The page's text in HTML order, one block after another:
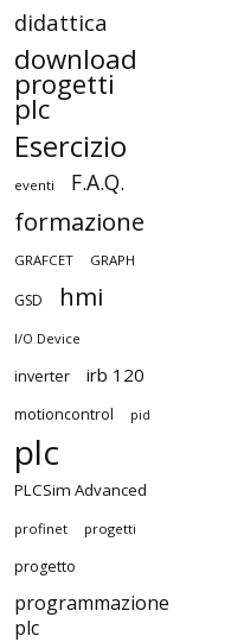
didattica
download
progetti
plc
Esercizio
eventi F.A.Q.
formazione
GRAFCET GRAPH
GSD hmi
I/O Device
inverter irb 120
motioncontrol pid
plc
PLCSim Advanced
profinet progetti
progetto
programmazione
plc